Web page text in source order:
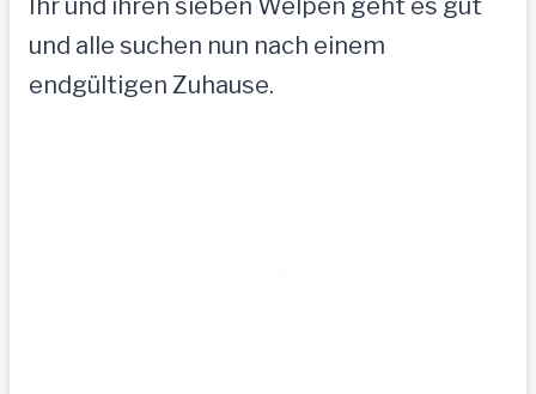
Ihr und ihren sieben Welpen geht es gut
und alle suchen nun nach einem
endgültigen Zuhause.